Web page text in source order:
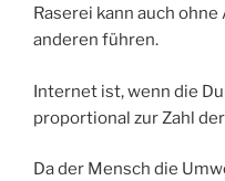
Raserei kann auch
anderen führen.
Internet ist, wenn die
proportional zur Zahl
Da der Mensch die